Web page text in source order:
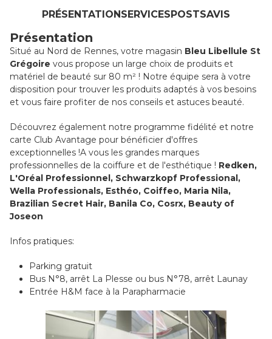
PRÉSENTATIONSERVICESPOSTSAVIS
Présentation
Situé au Nord de Rennes, votre magasin Bleu Libellule St
Grégoire vous propose un large choix de produits et
matériel de beauté sur 80 m² ! Notre équipe sera à votre
disposition pour trouver les produits adaptés à vos besoins
et vous faire profiter de nos conseils et astuces beauté.
Découvrez également notre programme fidélité et notre
carte Club Avantage pour bénéficier d'offres
exceptionnelles !A vous les grandes marques
professionnelles de la coiffure et de l'esthétique ! Redken,
L'Oréal Professionnel, Schwarzkopf Professional,
Wella Professionals, Esthéo, Coiffeo, Maria Nila,
Brazilian Secret Hair, Banila Co, Cosrx, Beauty of
Joseon
Infos pratiques:
Parking gratuit
Bus N°8, arrêt La Plesse ou bus N°78, arrêt Launay
Entrée H&M face à la Parapharmacie